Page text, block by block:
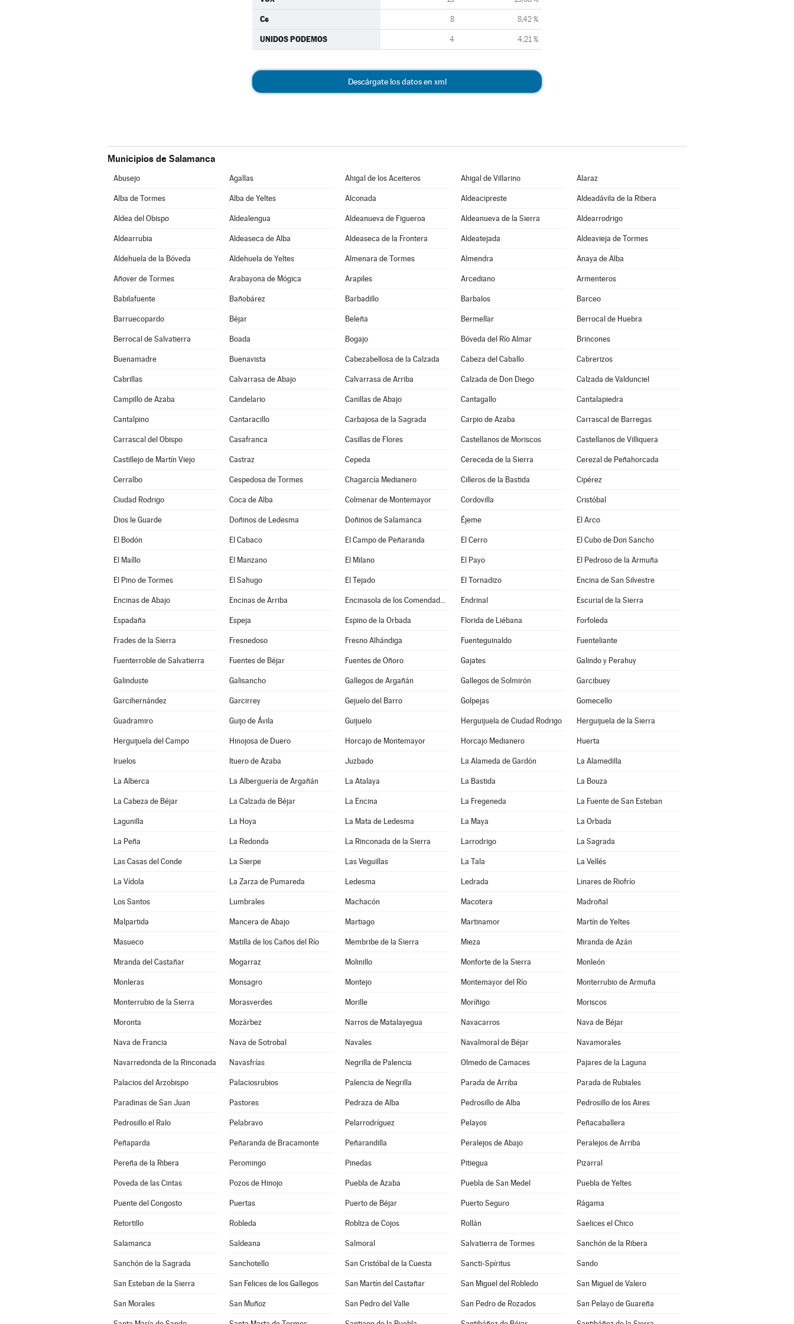
Cs 8 8,42 %
UNIDOS PODEMOS 4 4,21 %
Descárgate los datos en xml
Municipios de Salamanca
Abusejo Agallas Ahigal de los Aceiteros Ahigal de Villarino Alaraz
Alba de Tormes Alba de Yeltes Alconada Aldeacipreste Aldeadávila de la Ribera
Aldea del Obispo Aldealengua Aldeanueva de Figueroa Aldeanueva de la Sierra Aldearrodrigo
Aldearrubia Aldeaseca de Alba Aldeaseca de la Frontera Aldeatejada Aldeavieja de Tormes
Aldehuela de la Bóveda Aldehuela de Yeltes Almenara de Tormes Almendra Anaya de Alba
Añover de Tormes Arabayona de Mógica Arapiles Arcediano Armenteros
Babilafuente Bañobárez Barbadillo Barbalos Barceo
Barruecopardo Béjar Beleña Bermellar Berrocal de Huebra
Berrocal de Salvatierra Boada Bogajo Bóveda del Río Almar Brincones
Buenamadre Buenavista Cabezabellosa de la Calzada Cabeza del Caballo Cabrerizos
Cabrillas Calvarrasa de Abajo Calvarrasa de Arriba Calzada de Don Diego Calzada de Valdunciel
Campillo de Azaba Candelario Canillas de Abajo Cantagallo Cantalapiedra
Cantalpino Cantaracillo Carbajosa de la Sagrada Carpio de Azaba Carrascal de Barregas
Carrascal del Obispo Casafranca Casillas de Flores Castellanos de Moriscos Castellanos de Villiquera
Castillejo de Martín Viejo Castraz Cepeda Cereceda de la Sierra Cerezal de Peñahorcada
Cerralbo Cespedosa de Tormes Chagarcía Medianero Cilleros de la Bastida Cipérez
Ciudad Rodrigo Coca de Alba Colmenar de Montemayor Cordovilla Cristóbal
Dios le Guarde Doñinos de Ledesma Doñinos de Salamanca Éjeme El Arco
El Bodón El Cabaco El Campo de Peñaranda El Cerro El Cubo de Don Sancho
El Maíllo El Manzano El Milano El Payo El Pedroso de la Armuña
El Pino de Tormes El Sahugo El Tejado El Tornadizo Encina de San Silvestre
Encinas de Abajo Encinas de Arriba Encinasola de los Comendadores Endrinal Escurial de la Sierra
Espadaña Espeja Espino de la Orbada Florida de Liébana Forfoleda
Frades de la Sierra Fresnedoso Fresno Alhándiga Fuenteguinaldo Fuenteliante
Fuenterroble de Salvatierra Fuentes de Béjar Fuentes de Oñoro Gajates Galindo y Perahuy
Galinduste Galisancho Gallegos de Argañán Gallegos de Solmirón Garcibuey
Garcihernández Garcirrey Gejuelo del Barro Golpejas Gomecello
Guadramiro Guijo de Ávila Guijuelo Herguijuela de Ciudad Rodrigo Herguijuela de la Sierra
Herguijuela del Campo Hinojosa de Duero Horcajo de Montemayor Horcajo Medianero Huerta
Iruelos Ituero de Azaba Juzbado La Alameda de Gardón La Alamedilla
La Alberca La Alberguería de Argañán La Atalaya La Bastida La Bouza
La Cabeza de Béjar La Calzada de Béjar La Encina La Fregeneda La Fuente de San Esteban
Lagunilla La Hoya La Mata de Ledesma La Maya La Orbada
La Peña La Redonda La Rinconada de la Sierra Larrodrigo La Sagrada
Las Casas del Conde La Sierpe Las Veguillas La Tala La Vellés
La Vídola La Zarza de Pumareda Ledesma Ledrada Linares de Riofrío
Los Santos Lumbrales Machacón Macotera Madroñal
Malpartida Mancera de Abajo Martiago Martinamor Martín de Yeltes
Masueco Matilla de los Caños del Río Membribe de la Sierra Mieza Miranda de Azán
Miranda del Castañar Mogarraz Molinillo Monforte de la Sierra Monleón
Monleras Monsagro Montejo Montemayor del Río Monterrubio de Armuña
Monterrubio de la Sierra Morasverdes Morille Moríñigo Moriscos
Moronta Mozárbez Narros de Matalayegua Navacarros Nava de Béjar
Nava de Francia Nava de Sotrobal Navales Navalmoral de Béjar Navamorales
Navarredonda de la Rinconada Navasfrías Negrilla de Palencia Olmedo de Camaces Pajares de la Laguna
Palacios del Arzobispo Palaciosrubios Palencia de Negrilla Parada de Arriba Parada de Rubiales
Paradinas de San Juan Pastores Pedraza de Alba Pedrosillo de Alba Pedrosillo de los Aires
Pedrosillo el Ralo Pelabravo Pelarrodríguez Pelayos Peñacaballera
Peñaparda Peñaranda de Bracamonte Peñarandilla Peralejos de Abajo Peralejos de Arriba
Pereña de la Ribera Peromingo Pinedas Pitiegua Pizarral
Poveda de las Cintas Pozos de Hinojo Puebla de Azaba Puebla de San Medel Puebla de Yeltes
Puente del Congosto Puertas Puerto de Béjar Puerto Seguro Rágama
Retortillo Robleda Robliza de Cojos Rollán Saelices el Chico
Salamanca Saldeana Salmoral Salvatierra de Tormes Sanchón de la Ribera
Sanchón de la Sagrada Sanchotello San Cristóbal de la Cuesta Sancti-Spíritus Sando
San Esteban de la Sierra San Felices de los Gallegos San Martín del Castañar San Miguel del Robledo San Miguel de Valero
San Morales San Muñoz San Pedro del Valle San Pedro de Rozados San Pelayo de Guareña